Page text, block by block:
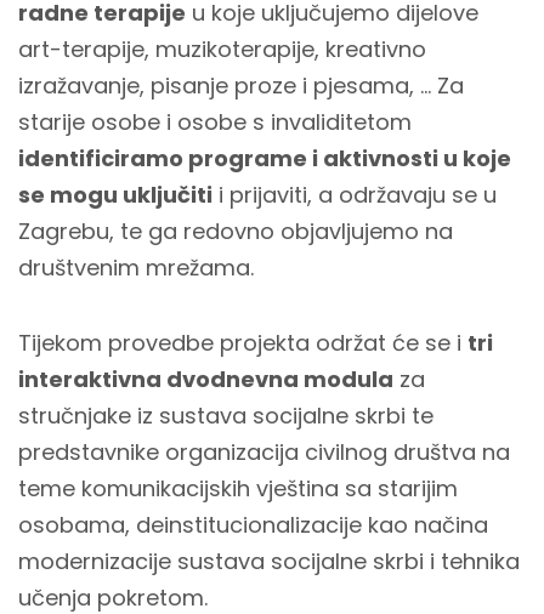
radne terapije u koje uključujemo dijelove
art-terapije, muzikoterapije, kreativno
izražavanje, pisanje proze i pjesama, ... Za
starije osobe i osobe s invaliditetom
identificiramo programe i aktivnosti u koje
se mogu uključiti i prijaviti, a održavaju se u
Zagrebu, te ga redovno objavljujemo na
društvenim mrežama.
Tijekom provedbe projekta održat će se i tri
interaktivna dvodnevna modula za
stručnjake iz sustava socijalne skrbi te
predstavnike organizacija civilnog društva na
teme komunikacijskih vještina sa starijim
osobama, deinstitucionalizacije kao načina
modernizacije sustava socijalne skrbi i tehnika
učenja pokretom.